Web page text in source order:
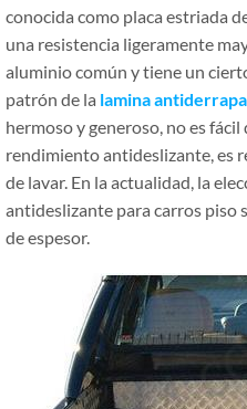
conocida como placa estriada
una resistencia ligeramente
aluminio común y tiene un
patrón de la lamina
hermoso y generoso, no es fácil
rendimiento antideslizante, es
de lavar. En la actualidad, la
antideslizante para carros piso
de espesor.